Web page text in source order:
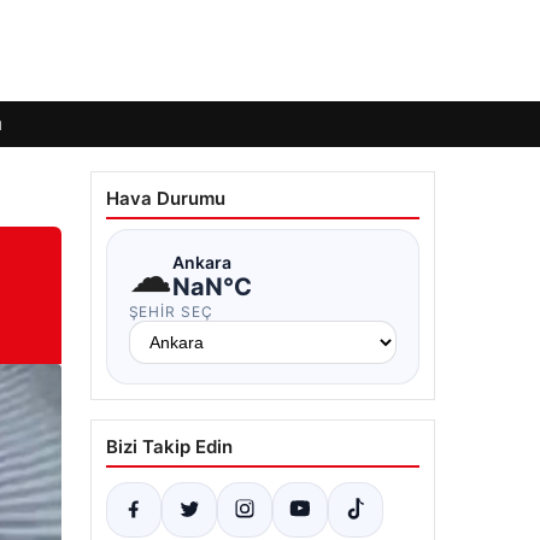
Hava Durumu
☁Ankara
NaN°C
ŞEHIR SEÇ
Bizi Takip Edin